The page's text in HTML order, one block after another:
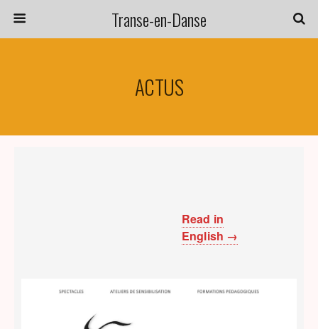
Transe-en-Danse
ACTUS
Read in
English →